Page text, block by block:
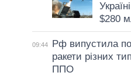
$280
09:44
Рф випустила
ракети різних
ППО